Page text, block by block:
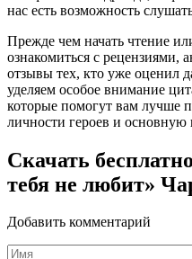
нас есть возможность
Прежде чем начать чтение
ознакомиться с рецензиями,
отзывы тех, кто уже оценил
уделяем особое внимание
которые помогут вам лучше
личности героев и
Скачать
тебя не любит»
Добавить комментарий
Имя